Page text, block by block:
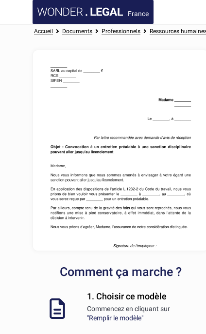
France
Accueil Documents Professionnels Ressources
Comment ça marche ?
1. Choisir ce modèle
Commencez en cliquant sur
"Remplir le modèle"